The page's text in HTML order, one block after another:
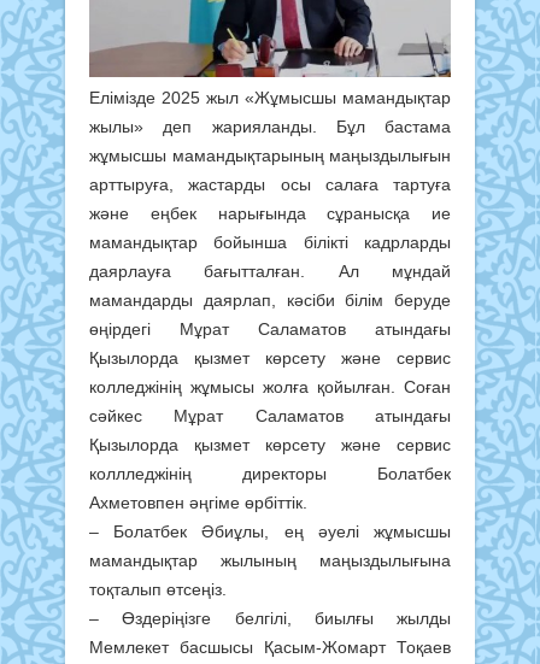
Елімізде 2025 жыл «Жұмысшы мамандықтар
жылы» деп жарияланды. Бұл бастама
жұмысшы мамандықтарының маңыздылығын
арттыруға, жастарды осы салаға тартуға
және еңбек нарығында сұранысқа ие
мамандықтар бойынша білікті кадрларды
даярлауға бағытталған. Ал мұндай
мамандарды даярлап, кәсіби білім беруде
өңірдегі Мұрат Саламатов атындағы
Қызылорда қызмет көрсету және сервис
колледжінің жұмысы жолға қойылған. Соған
сәйкес Мұрат Саламатов атындағы
Қызылорда қызмет көрсету және сервис
коллледжінің директоры Болатбек
Ахметовпен әңгіме өрбіттік.
– Болатбек Әбиұлы, ең әуелі жұмысшы
мамандықтар жылының маңыздылығына
тоқталып өтсеңіз.
– Өздеріңізге белгілі, биылғы жылды
Мемлекет басшысы Қасым-Жомарт Тоқаев